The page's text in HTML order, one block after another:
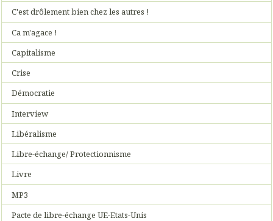
C'est drôlement bien chez les autres !
Ca m'agace !
Capitalisme
Crise
Démocratie
Interview
Libéralisme
Libre-échange/ Protectionnisme
Livre
MP3
Pacte de libre-échange UE-Etats-Unis